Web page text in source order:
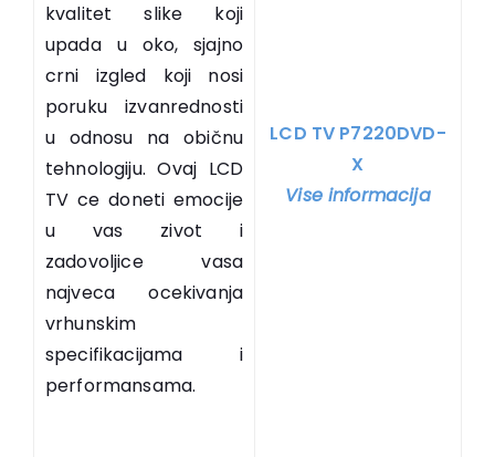
kvalitet slike koji
upada u oko, sjajno
crni izgled koji nosi
poruku izvanrednosti
u odnosu na običnu
tehnologiju. Ovaj LCD
TV ce doneti emocije
u vas zivot i
zadovoljice vasa
najveca ocekivanja
vrhunskim
specifikacijama i
performansama.
LCD TV P7220DVD-
X
Vise informacija